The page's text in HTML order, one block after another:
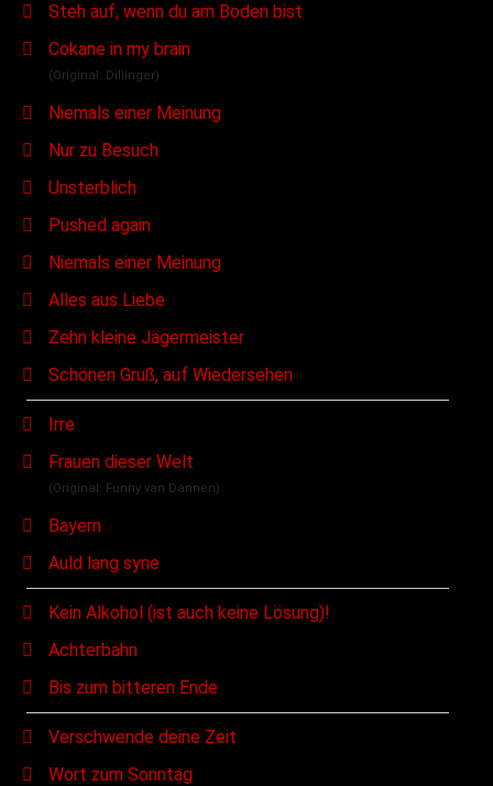
Steh auf, wenn du am Boden bist
Cokane in my brain
(Original: Dillinger)
Niemals einer Meinung
Nur zu Besuch
Unsterblich
Pushed again
Niemals einer Meinung
Alles aus Liebe
Zehn kleine Jägermeister
Schönen Gruß, auf Wiedersehen
Irre
Frauen dieser Welt
(Original: Funny van Dannen)
Bayern
Auld lang syne
Kein Alkohol (ist auch keine Lösung)!
Achterbahn
Bis zum bitteren Ende
Verschwende deine Zeit
Wort zum Sonntag